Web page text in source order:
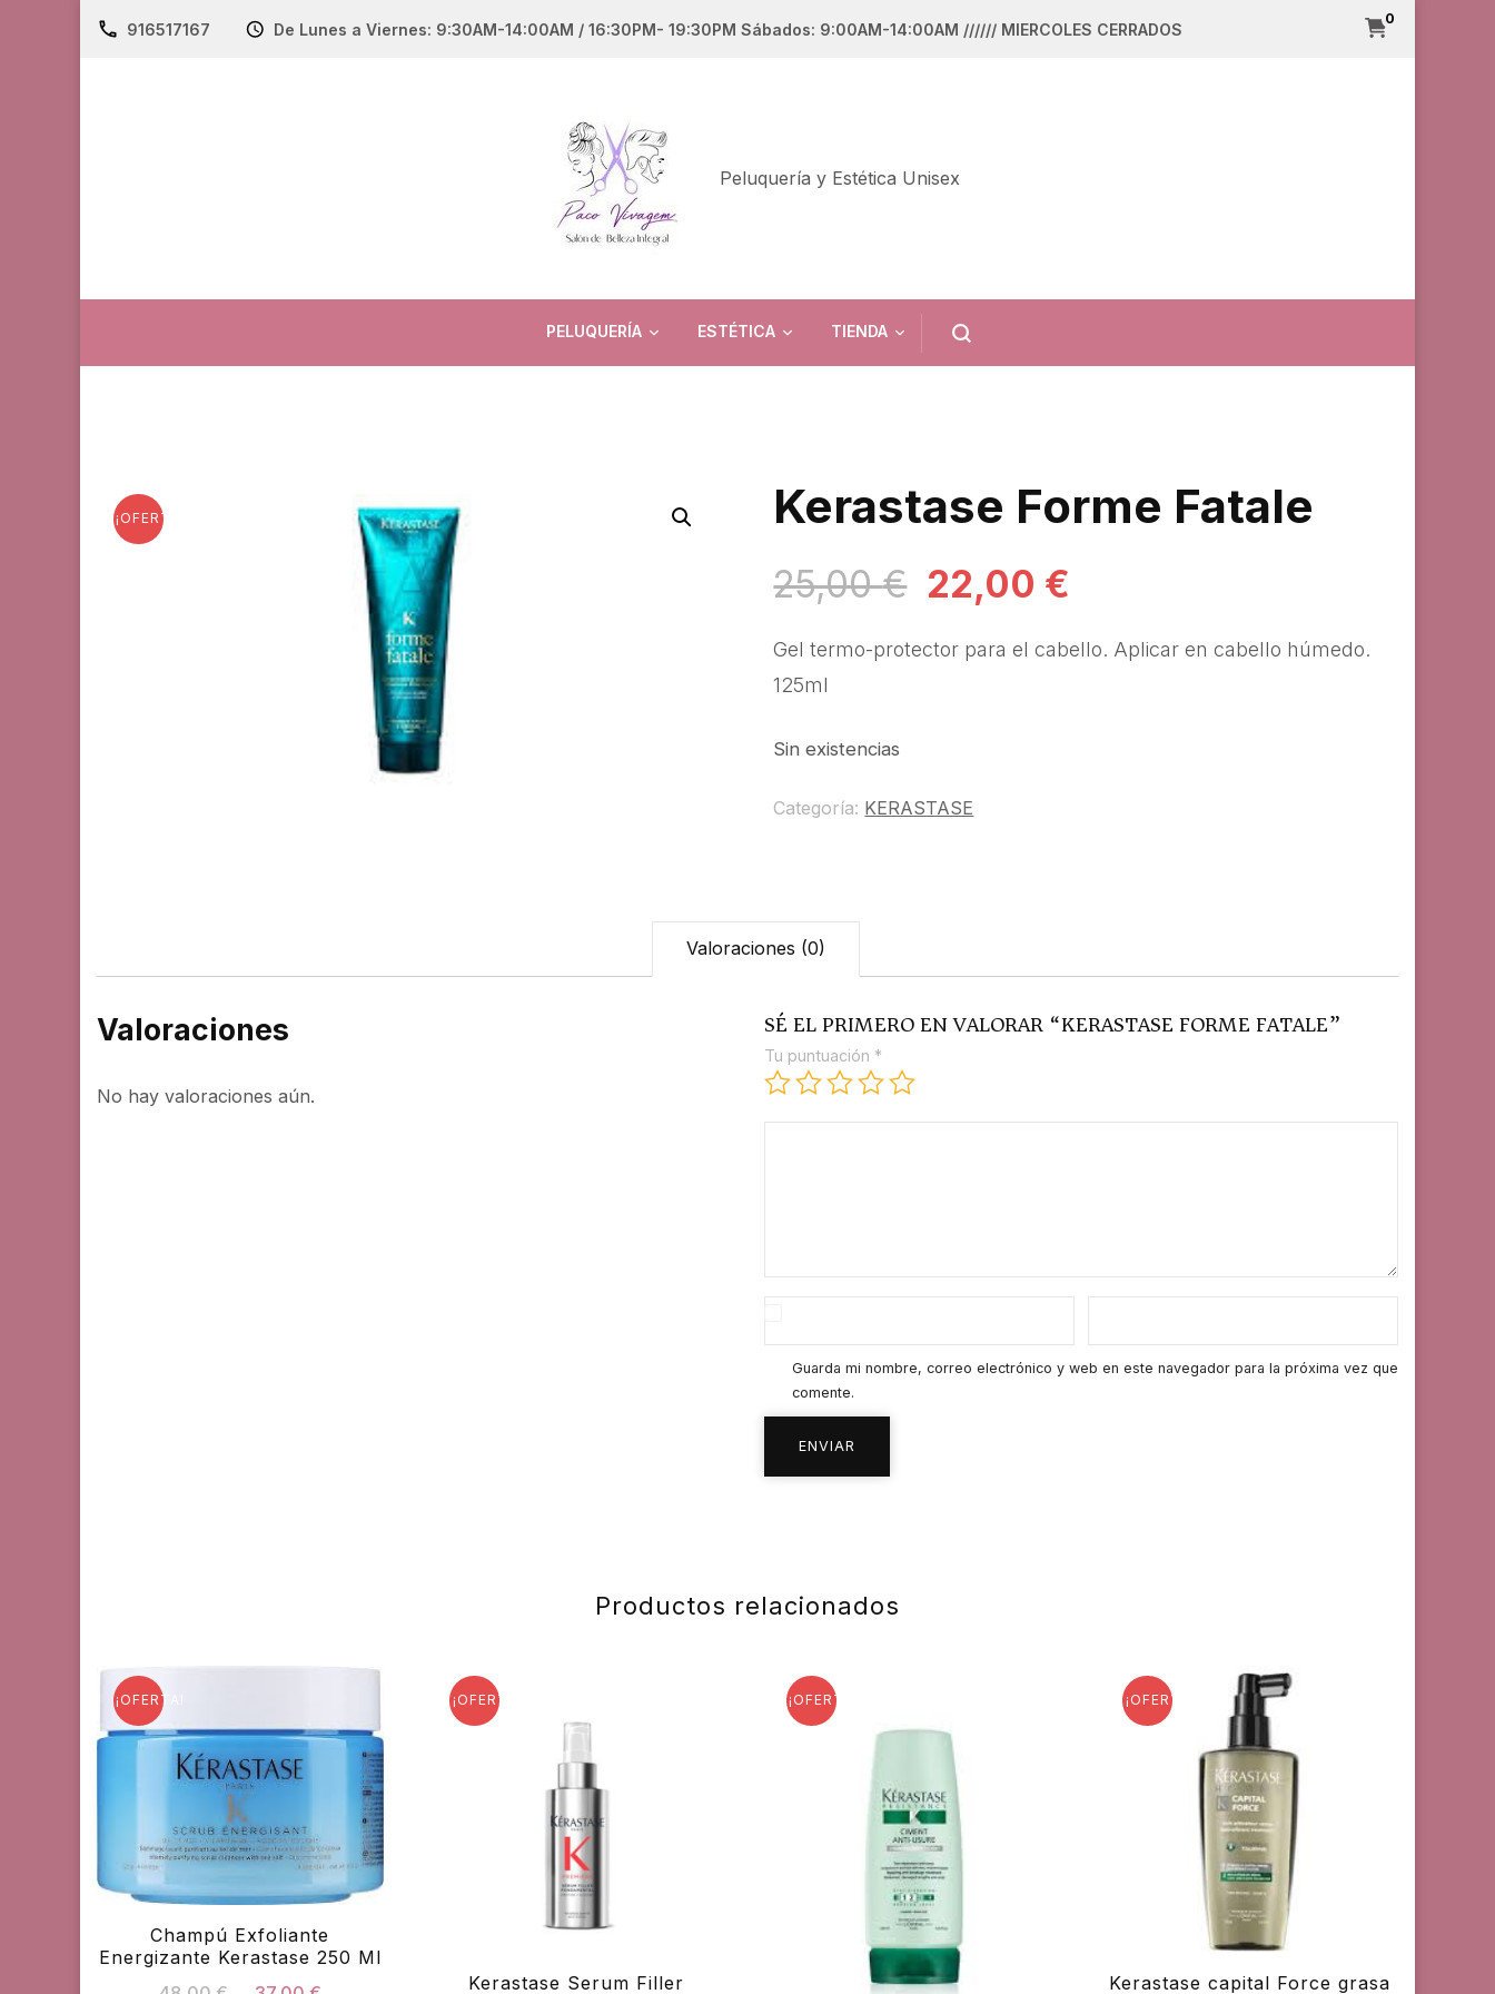
916517167 De Lunes a Viernes: 9:30AM-14:00AM / 16:30PM- 19:30PM Sábados: 9:00AM-14:00AM ////// MIERCOLES CERRADOS
0
Peluquería y Estética Unisex
PELUQUERÍA ESTÉTICA TIENDA
¡OFERTA! Kerastase Forme Fatale
25,00€ El
22,00 €
Gel termo-protector para el cabello. Aplicar en cabello húmedo.
125ml
Sin existencias
Categoría: KERASTASE
Valoraciones (0)
Valoraciones
No hay valoraciones aún.
SÉ EL PRIMERO EN VALORAR “KERASTASE FORME FATALE”
Tu puntuación *
Guarda mi nombre, correo electrónico y web en este navegador para la próxima vez que
comente.
Productos relacionados
¡OFERTA!
Champú Exfoliante
Energizante Kerastase 250 Ml
¡OFERTA!
Kerastase Serum Filler
¡OFERTA! ¡OFERTA!
Kerastase capital Force grasa